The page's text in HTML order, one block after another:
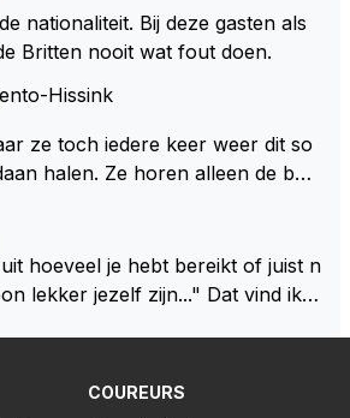
is hij al eigenaar van een su
is niet alleen speciaal in de aut
nationaliteit. Bij deze gasten als
Britten nooit wat fout doen.
Hissink
ze toch iedere keer weer dit so
halen. Ze horen alleen de boa
ie nog vol adrenaline zit, maar ni
zich afspeelt achter gesloten de
er 2000 man bij RB en niet
andere uitdagingen zoeken of
sinds dat RB hun intrede deed a
hoeveel je hebt bereikt of juist n
jezelf zijn..." Dat vind ik z
wereld waarin het nota bene he
COUREURS